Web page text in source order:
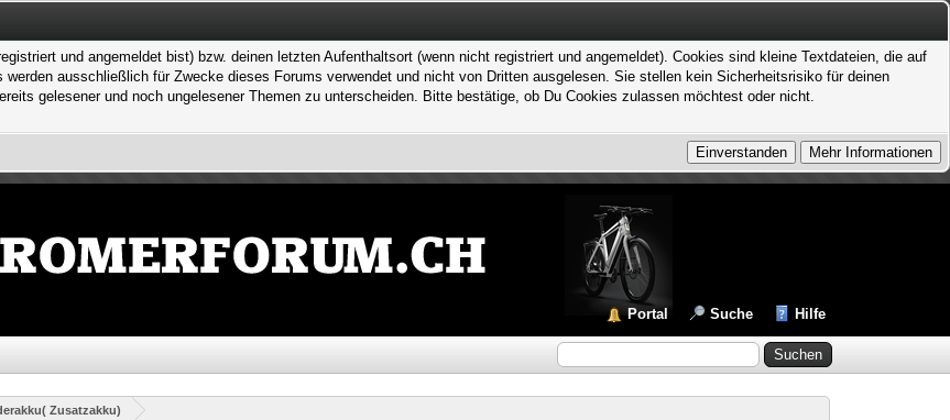
und angemeldet bist) bzw. deinen letzten Aufenthaltsort (wenn nicht registriert und angemeldet). Cookies sind kleine Textdateien, die auf
ausschließlich für Zwecke dieses Forums verwendet und nicht von Dritten ausgelesen. Sie stellen kein Sicherheitsrisiko für deinen
gelesener und noch ungelesener Themen zu unterscheiden. Bitte bestätige, ob Du Cookies zulassen möchtest oder nicht.
Portal Suche Hilfe
Zusatzakku)